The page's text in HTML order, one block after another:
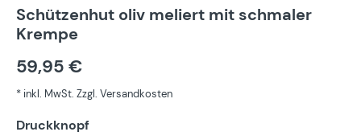
Schützenhut oliv meliert mit schmaler
Krempe
59,95 €
* inkl. MwSt. Zzgl. Versandkosten
Druckknopfauswählen